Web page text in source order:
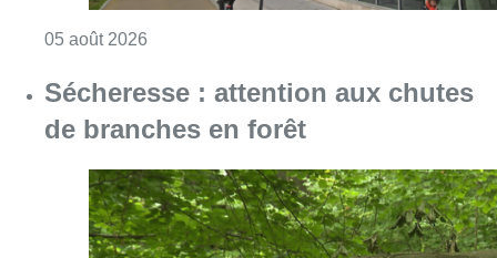
05 août 2026
Sécheresse : attention aux chutes
de branches en forêt